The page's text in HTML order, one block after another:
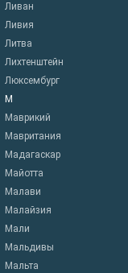
Ливан
Ливия
Литва
Лихтенштейн
Люксембург
М
Маврикий
Мавритания
Мадагаскар
Майотта
Малави
Малайзия
Мали
Мальдивы
Мальта